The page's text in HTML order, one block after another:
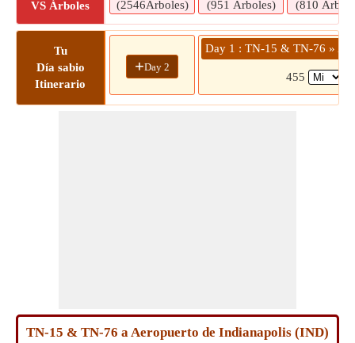
VS Árboles
(2546Árboles)
(951 Árboles)
(810
Tu
Día sabio
Itinerario
+Day 2
Day 1 : TN-15 & TN-76 »
455
TN-15 & TN-76 a Aeropuerto de Indianapolis (IND)